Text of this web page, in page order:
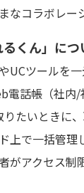
なコラボレー
くん」につ
UCツールを
電話帳（社
たいときに
上で一括管
がアクセス